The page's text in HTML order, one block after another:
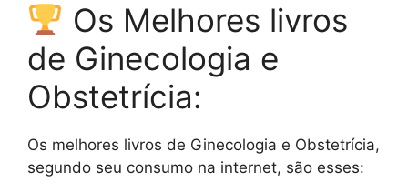
Os Melhores livros
de Ginecologia e
Obstetrícia:
Os melhores livros de Ginecologia e Obstetrícia,
segundo seu consumo na internet, são esses: